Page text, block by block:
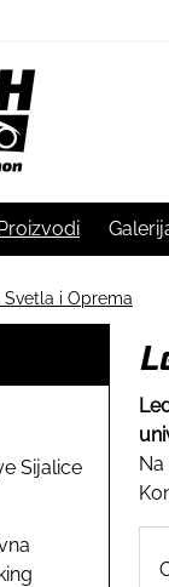
Svetla i Oprema
Sijalice